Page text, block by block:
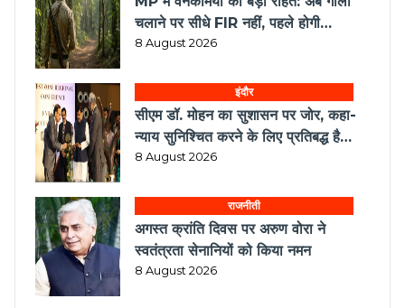
मजिस्ट्रियल जांच
8 August 2026
न्याय सुनिश्चित करने के लिए प्रतिबद्ध है
सरकार
8 August 2026
स्वतंत्रता सेनानियों को किया नमन
8 August 2026
छत्तीसगढ़ जनसंपर्क